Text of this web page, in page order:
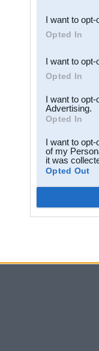
third parties.
I want to
Opted In
I want to
Opted In
I want to
Advertising.
Opted In
I want to
of my
it was
Opted Out